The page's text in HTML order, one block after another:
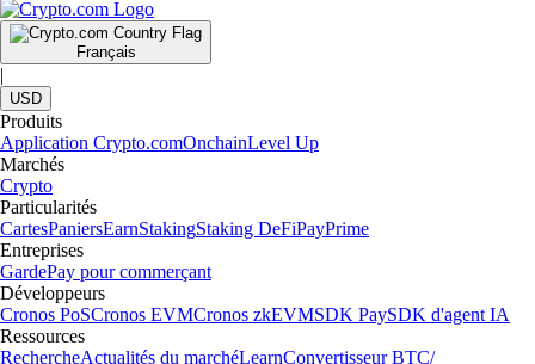
Français
|
USD
Produits
Application Crypto.comOnchainLevel Up
Marchés
Crypto
Particularités
CartesPaniersEarnStakingStaking DeFiPayPrime
Entreprises
GardePay pour commerçant
Développeurs
Cronos PoSCronos EVMCronos zkEVMSDK PaySDK d'agent IA
Ressources
RechercheActualités du marchéLearnConvertisseur BTC/